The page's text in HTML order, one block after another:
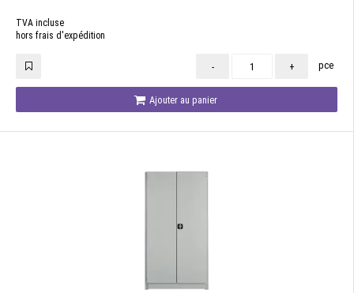
TVA incluse
hors frais d'expédition
- + pce
Ajouter au panier